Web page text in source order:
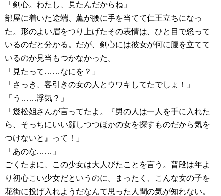
「剣心。わたし、見たんだからね」
部屋に着いた途端、薫が腰に手を当てて仁王立ちになっ
た。形のよい眉をつり上げたその表情は、ひと目で怒って
いるのだと分かる。だが、剣心には彼女が何に腹を立てて
いるのか見当もつかなかった。
「見たって……なにを？」
「さっき、客引きの女の人とウワキしてたでしょ！」
「う……浮気？」
「幾松姐さんが言ってたよ。『男の人は一人を手に入れた
ら、そっちにいい顔しつつほかの女を探すものだから気を
つけないと』って！」
「あのな……」
ごくたまに、この少女は大人びたことを言う。普段は年よ
り初心こい少女だというのに。まったく、こんな女の子を
花街に投げ入れようだなんて思った人間の気が知れない。